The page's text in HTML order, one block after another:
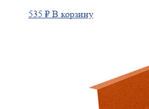
535 ₽ В корзину